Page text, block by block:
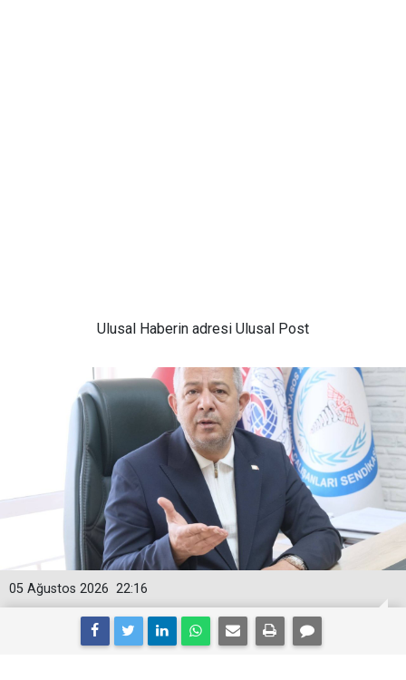
Ulusal Haberin adresi Ulusal Post
22:16
05 Ağustos 2026